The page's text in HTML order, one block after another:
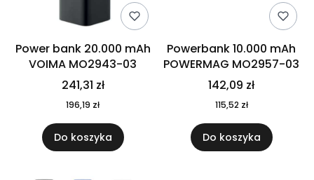
Power bank 20.000 mAh
VOIMA MO2943-03
241,31 zł
196,19 zł
Do koszyka
Powerbank 10.000 mAh
POWERMAG MO2957-03
142,09 zł
115,52 zł
Do koszyka